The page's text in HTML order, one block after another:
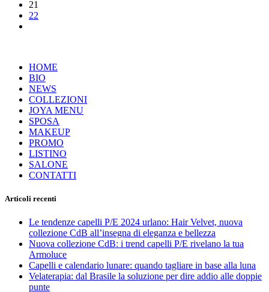
21
22
HOME
BIO
NEWS
COLLEZIONI
JOYA MENU
SPOSA
MAKEUP
PROMO
LISTINO
SALONE
CONTATTI
Articoli recenti
Le tendenze capelli P/E 2024 urlano: Hair Velvet, nuova
collezione CdB all’insegna di eleganza e bellezza
Nuova collezione CdB: i trend capelli P/E rivelano la tua
Armoluce
Capelli e calendario lunare: quando tagliare in base alla luna
Velaterapia: dal Brasile la soluzione per dire addio alle doppie
punte